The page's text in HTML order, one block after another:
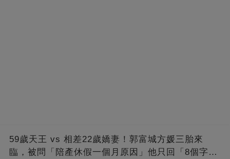
59歲天王 vs 相差22歲嬌妻！郭富城方媛三胎來
臨，被問「陪產休假一個月原因」他只回「8個字」